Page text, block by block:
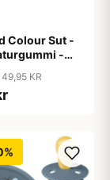
Colour Sut -
-
KR